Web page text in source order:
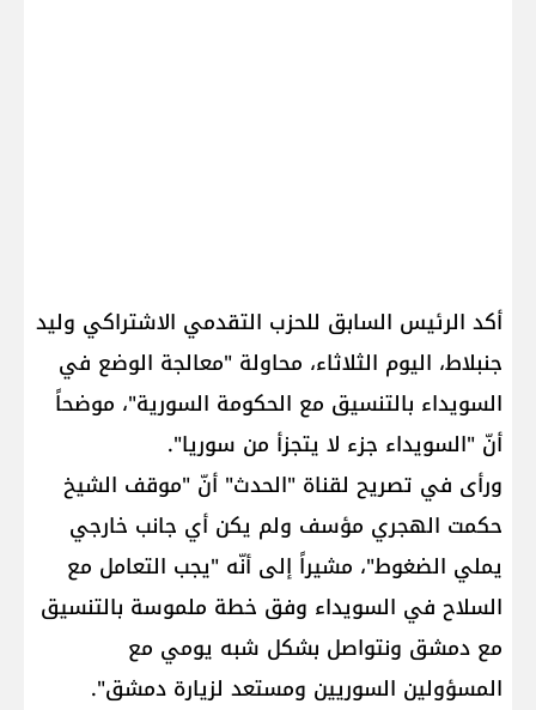
أكد الرئيس السابق للحزب التقدمي الاشتراكي ​وليد
جنبلاط​، اليوم الثلاثاء، محاولة "معالجة الوضع في ​
السويداء​ بالتنسيق مع الحكومة السورية"، موضحاً
أنّ "السويداء جزء لا يتجزأ من سوريا".
ورأى في تصريح لقناة "الحدث" أنّ "موقف الشيخ
حكمت الهجري مؤسف ولم يكن أي جانب خارجي
يملي الضغوط"، مشيراً إلى أنّه "يجب التعامل مع
السلاح في السويداء وفق خطة ملموسة بالتنسيق
مع دمشق ونتواصل بشكل شبه يومي مع
المسؤولين السوريين ومستعد لزيارة دمشق".